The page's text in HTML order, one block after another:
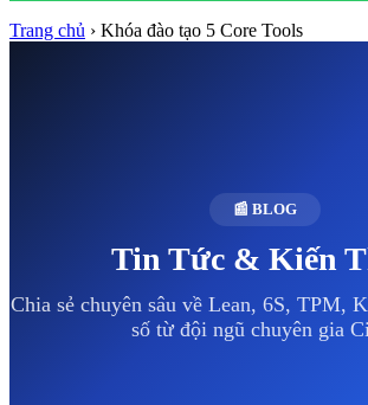
Trang chủ › Khóa đào tạo 5 Core Tools
📰 BLOG
Tin Tức & Kiến
Chia sẻ chuyên sâu về Lean, 6S, TPM,
số từ đội ngũ chuyên gia